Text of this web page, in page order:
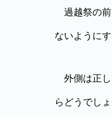
過越祭の前
ないように
外側は正し
らどうでし